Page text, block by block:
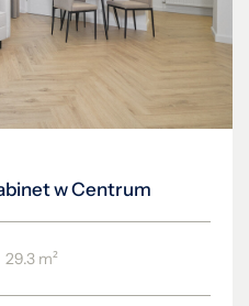
w Centrum
29.3 m²